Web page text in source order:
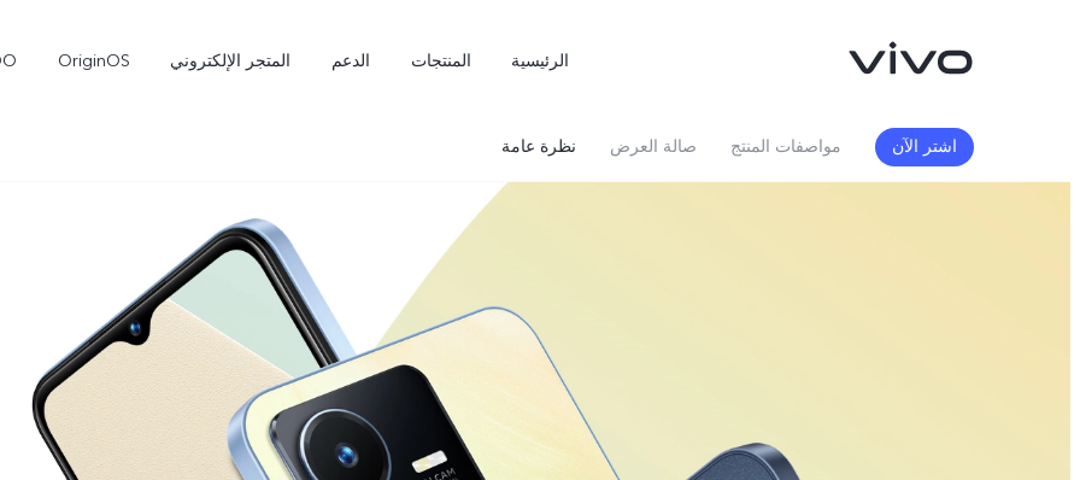
الرئيسية المنتجات الدعم المتجر الإلكتروني OriginOS
V70
نظرة عامة صالة العرض مواصفات المنتج اشتر الآن